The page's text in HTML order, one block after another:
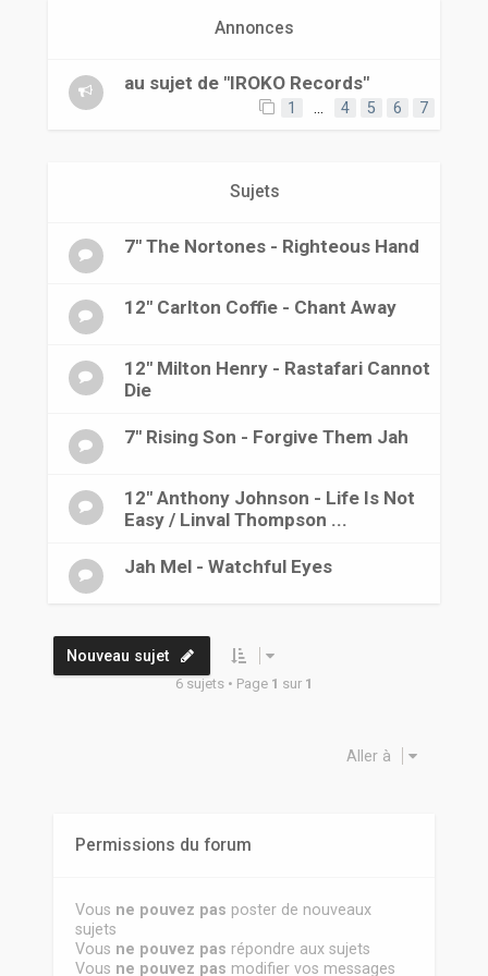
Annonces
au sujet de "IROKO Records"
1 4 5 6 7
Sujets
7" The Nortones - Righteous Hand
12" Carlton Coffie - Chant Away
12" Milton Henry - Rastafari Cannot
Die
7" Rising Son - Forgive Them Jah
12" Anthony Johnson - Life Is Not
Easy / Linval Thompson ...
Jah Mel - Watchful Eyes
Nouveau sujet
6 sujets • Page 1 sur 1
Aller à
Permissions du forum
Vous ne pouvez pas poster de nouveaux
sujets
Vous ne pouvez pas répondre aux sujets
Vous ne pouvez pas modifier vos messages